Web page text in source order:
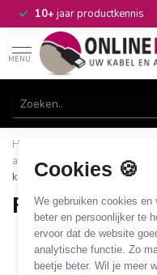
Cookies 🍪
We gebruiken cookies en
beter en persoonlijker te
ervoor dat de website
analytische functie. Zo
beetje beter. Wil je meer
10+jaar productkennis
MENU
Home
adapters
RJ11 4-
kabels en adapters
RJ11 - TAE
55 PRODUCTEN
Filters